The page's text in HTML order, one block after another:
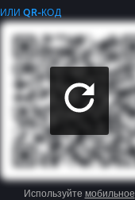
ИЛИ QR-КОД
Используйте мобильное